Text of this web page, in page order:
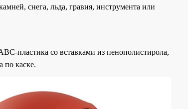
снега, льда, гравия, инструмента или
пластика со вставками из пенополистирола,
по каске.